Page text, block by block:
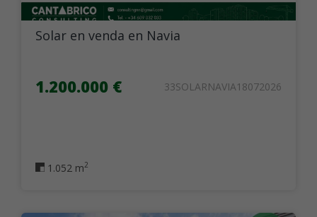
Solar en venda en Navia
1.200.000 € 33SOLARNAVIA18072026
1.052 m2